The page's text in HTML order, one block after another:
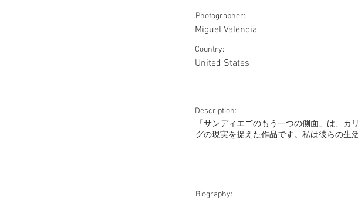
Photographer:
Miguel Valencia
Country:
United States
Description:
「サンディエゴのもう一つの側面」は、
グの現実を捉えた作品です。私は彼らの生
Biography: